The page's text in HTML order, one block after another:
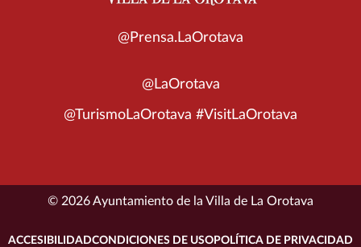
@Prensa.LaOrotava
@LaOrotava
@TurismoLaOrotava #VisitLaOrotava
© 2026 Ayuntamiento de la Villa de La Orotava
ACCESIBILIDADCONDICIONES DE USO POLÍTICA DE PRIVACIDAD